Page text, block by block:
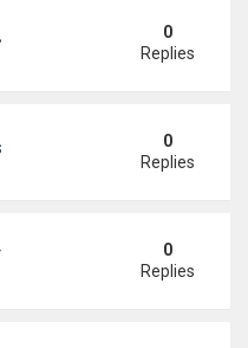
nhà ở Pháp, sống gần
0
Replies
cơm ở Mỹ
0
Replies
Tâm
0
Replies